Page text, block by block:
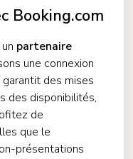
Booking.com
partenaire
une connexion
des mises
des disponibilités,
de
que le
présentations